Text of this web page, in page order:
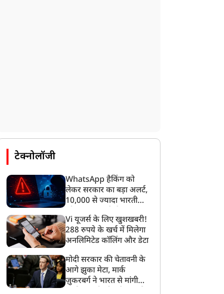
यूटीलिटी
टेक्नोलॉजी
WhatsApp हैकिंग को
लेकर सरकार का बड़ा अलर्ट,
10,000 से ज्यादा भारतीयों
गया
Vi यूजर्स के लिए खुशखबरी!
288 रुपये के खर्च में मिलेगा
अनलिमिटेड कॉलिंग और डेटा
मोदी सरकार की चेतावनी के
आगे झुका मेटा, मार्क
ज़ुकरबर्ग ने भारत से मांगी